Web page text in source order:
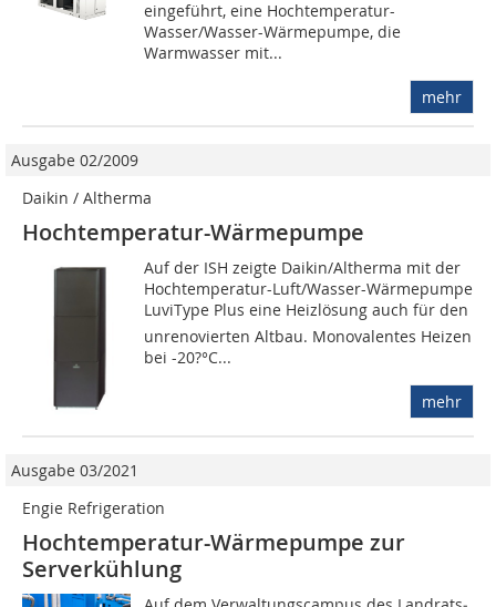
eingeführt, eine Hochtemperatur-
Wasser/Wasser-Wärmepumpe, die
Warmwasser mit...
mehr
Ausgabe 02/2009
Daikin / Altherma
Hochtemperatur-Wärmepumpe
Auf der ISH zeigte Daikin/Altherma mit der
Hochtemperatur-Luft/Wasser-Wärmepumpe
LuviType Plus eine Heizlösung auch für den
unrenovierten Altbau. Monovalentes Heizen
bei -20?°C...
mehr
Ausgabe 03/2021
Engie Refrigeration
Hochtemperatur-Wärmepumpe zur
Serverkühlung